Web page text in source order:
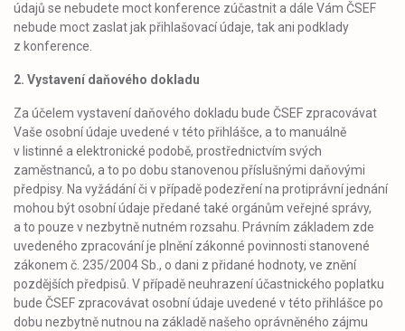
údajů se nebudete moct konference zúčastnit a dále Vám ČSEF
nebude moct zaslat jak přihlašovací údaje, tak ani podklady
z konference.
2. Vystavení daňového dokladu
Za účelem vystavení daňového dokladu bude ČSEF zpracovávat
Vaše osobní údaje uvedené v této přihlášce, a to manuálně
v listinné a elektronické podobě, prostřednictvím svých
zaměstnanců, a to po dobu stanovenou příslušnými daňovými
předpisy. Na vyžádání či v případě podezření na protiprávní jednání
mohou být osobní údaje předané také orgánům veřejné správy,
a to pouze v nezbytně nutném rozsahu. Právním základem zde
uvedeného zpracování je plnění zákonné povinnosti stanovené
zákonem č. 235/2004 Sb., o dani z přidané hodnoty, ve znění
pozdějších předpisů. V případě neuhrazení účastnického poplatku
bude ČSEF zpracovávat osobní údaje uvedené v této přihlášce po
dobu nezbytně nutnou na základě našeho oprávněného zájmu